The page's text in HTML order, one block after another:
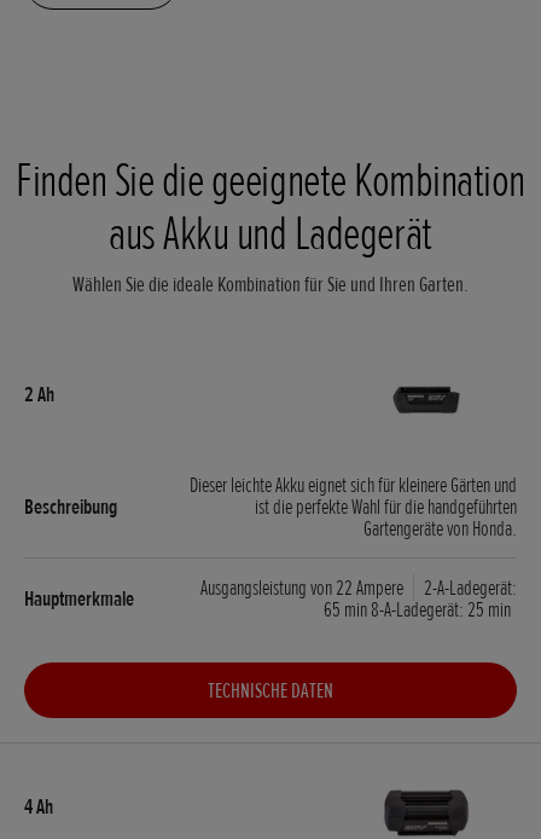
Finden Sie die geeignete Kombination
aus Akku und Ladegerät
Wählen Sie die ideale Kombination für Sie und Ihren Garten.
Dieser leichte Akku eignet sich für kleinere Gärten und
ist die perfekte Wahl für die handgeführten
Gartengeräte von Honda.
Ausgangsleistung von 22 Ampere
2-A-Ladegerät:
65 min 8-A-Ladegerät: 25 min
TECHNISCHE DATEN